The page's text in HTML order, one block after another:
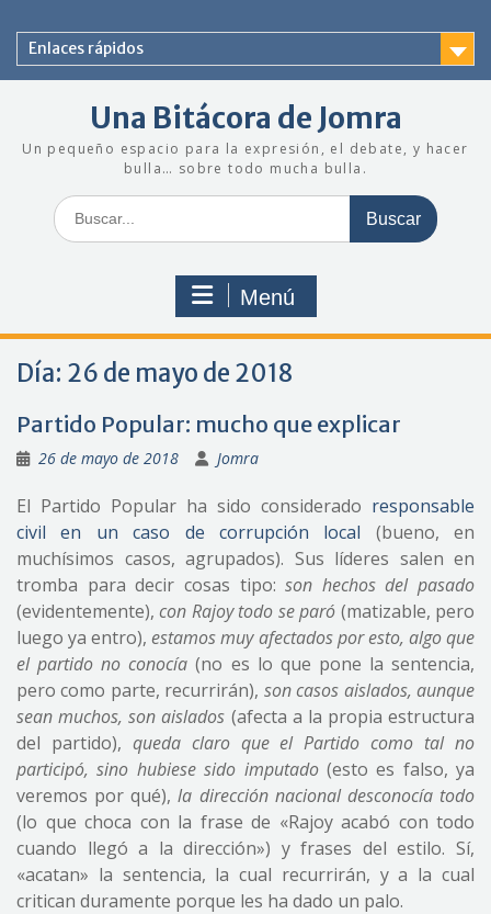
contenido
Enlaces rápidos
Una Bitácora de Jomra
Un pequeño espacio para la expresión, el debate, y hacer
bulla… sobre todo mucha bulla.
Buscar:
Menú
Día: 26 de mayo de 2018
Partido Popular: mucho que explicar
26 de mayo de 2018 Jomra
El Partido Popular ha sido considerado responsable
civil en un caso de corrupción local (bueno, en
muchísimos casos, agrupados). Sus líderes salen en
tromba para decir cosas tipo:son hechos del pasado
(evidentemente),con Rajoy todo se paró (matizable, pero
luego ya entro),estamos muy afectados por esto, algo que
el partido no conocía (no es lo que pone la sentencia,
pero como parte, recurrirán), son casos aislados, aunque
sean muchos, son aislados (afecta a la propia estructura
del partido), queda claro que el Partido como tal no
participó, sino hubiese sido imputado(esto es falso, ya
veremos por qué),la dirección nacional desconocía todo
(lo que choca con la frase de «Rajoy acabó con todo
cuando llegó a la dirección») y frases del estilo. Sí,
«acatan» la sentencia, la cual recurrirán, y a la cual
critican duramente porque les ha dado un palo.